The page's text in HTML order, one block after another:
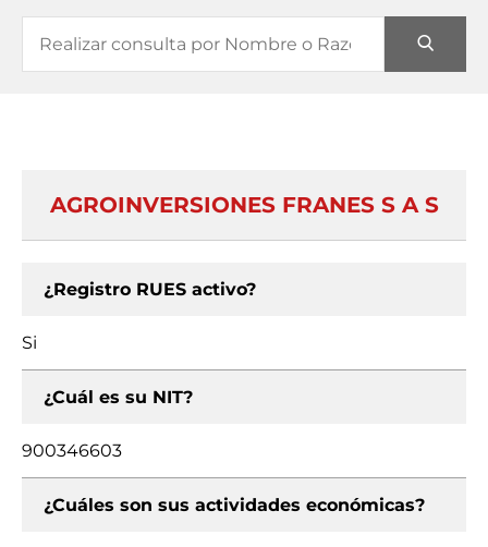
AGROINVERSIONES FRANES S A S
¿Registro RUES activo?
Si
¿Cuál es su NIT?
900346603
¿Cuáles son sus actividades económicas?